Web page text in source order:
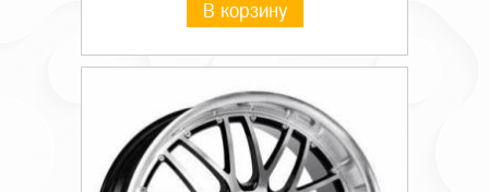
В корзину